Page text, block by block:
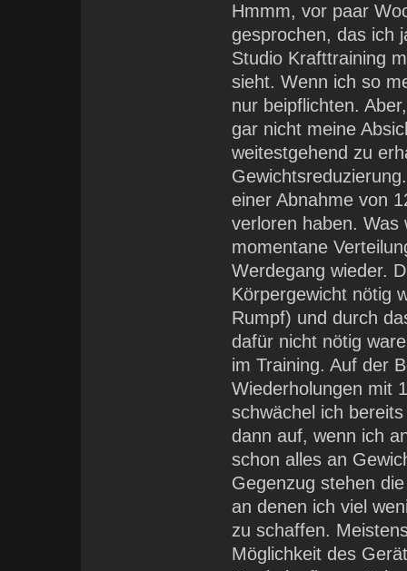
Hmmm, vor paar
gesprochen, das ich
Studio Krafttraining
sieht. Wenn ich so
nur beipflichten.
gar nicht meine
weitestgehend zu
einer Abnahme von
verloren haben. Was
momentane
Werdegang wieder.
Körpergewicht nötig
Rumpf) und durch
dafür nicht nötig
im Training. Auf der
Wiederholungen mit
schwächel ich
dann auf, wenn ich
schon alles an
Gegenzug stehen
an denen ich viel
zu schaffen.
Möglichkeit des